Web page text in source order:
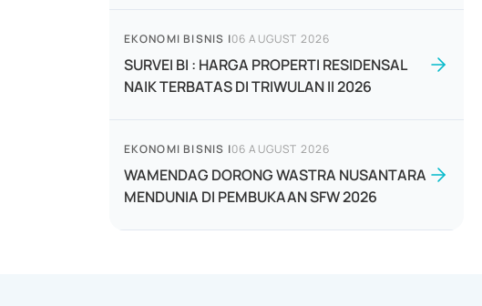
EKONOMI BISNIS |06 AUGUST 2026
SURVEI BI : HARGA PROPERTI RESIDENSAL
NAIK TERBATAS DI TRIWULAN II 2026
EKONOMI BISNIS |06 AUGUST 2026
WAMENDAG DORONG WASTRA NUSANTARA
MENDUNIA DI PEMBUKAAN SFW 2026